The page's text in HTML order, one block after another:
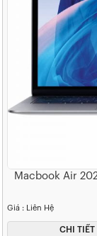
Macbook Air
Giá : Liên Hệ
CHI TIẾT